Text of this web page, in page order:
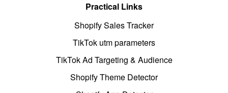
Practical Links
Shopify Sales Tracker
TikTok utm parameters
TikTok Ad Targeting & Audience
Shopify Theme Detector